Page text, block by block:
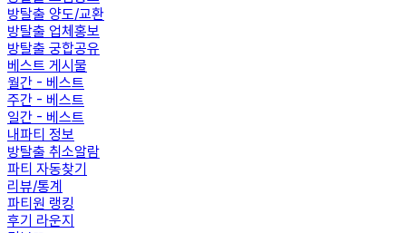
방탈출 양도/교환
방탈출 업체홍보
방탈출 궁합공유
베스트 게시물
월간 - 베스트
주간 - 베스트
일간 - 베스트
내파티 정보
방탈출 취소알람
파티 자동찾기
리뷰/통계
파티원 랭킹
후기 라운지